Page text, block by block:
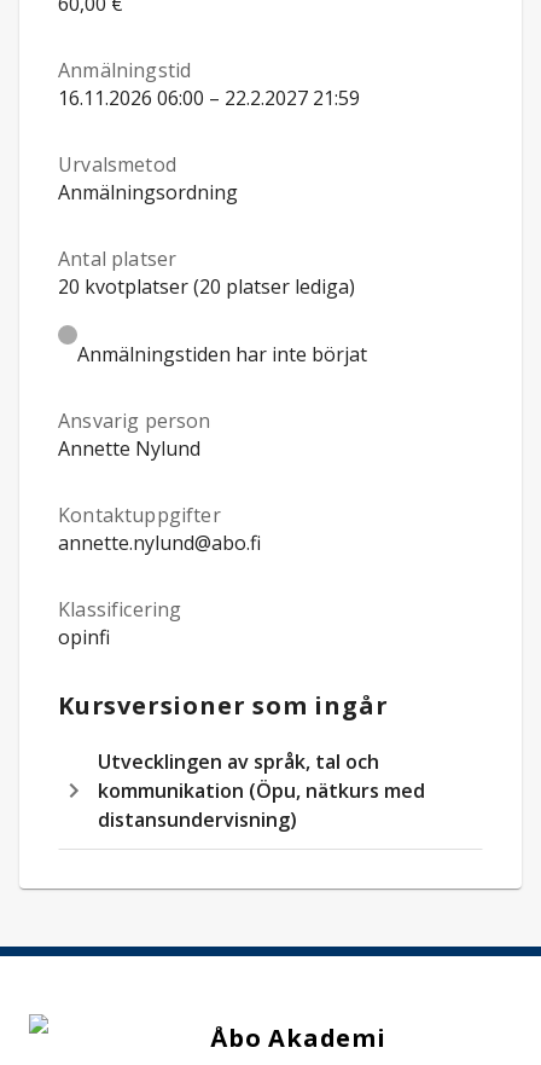
Anmälningstid
16.11.2026 06:00 – 22.2.2027 21:59
Urvalsmetod
Anmälningsordning
Antal platser
20 kvotplatser (20 platser lediga)
Anmälningstiden har inte börjat
Ansvarig person
Annette Nylund
Kontaktuppgifter
annette.nylund@abo.fi
Klassificering
opinfi
Kursversioner som ingår
Utvecklingen av språk, tal och
kommunikation (Öpu, nätkurs med
distansundervisning)
Åbo Akademi